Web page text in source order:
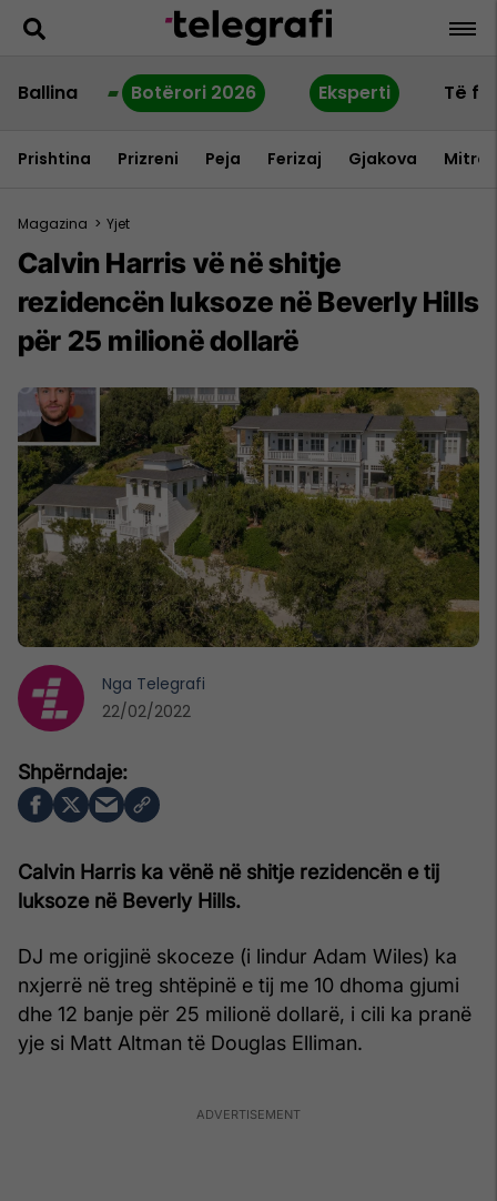
Ballina Botërori 2026 Eksperti Të
Prishtina Prizreni Peja Ferizaj Gjakova
Magazina > Yjet
Calvin Harris vë në shitje
rezidencën luksoze në Beverly Hills
për 25 milionë dollarë
Calvin Harris ka vënë në shitje rezidencën e tij
luksoze në Beverly Hills.
DJ me origjinë skoceze (i lindur Adam Wiles) ka
nxjerrë në treg shtëpinë e tij me 10 dhoma gjumi
dhe 12 banje për 25 milionë dollarë, i cili ka pranë
yje si Matt Altman të Douglas Elliman.
Nga Telegrafi
22/02/2022